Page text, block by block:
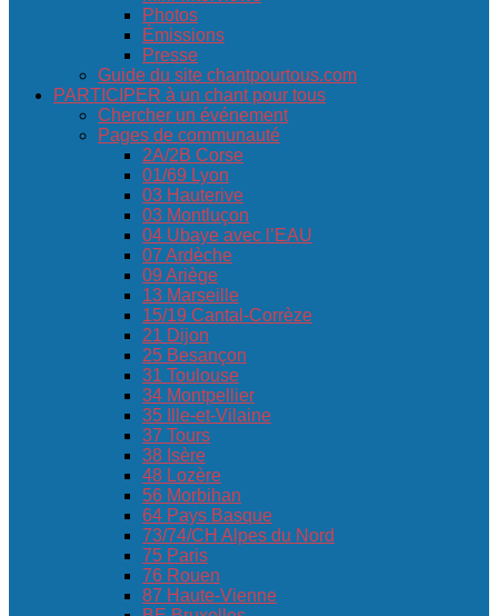
Photos
Émissions
Presse
Guide du site chantpourtous.com
PARTICIPER à un chant pour tous
Chercher un événement
Pages de communauté
2A/2B Corse
01/69 Lyon
03 Hauterive
03 Montluçon
04 Ubaye avec l’EAU
07 Ardèche
09 Ariège
13 Marseille
15/19 Cantal-Corrèze
21 Dijon
25 Besançon
31 Toulouse
34 Montpellier
35 Ille-et-Vilaine
37 Tours
38 Isère
48 Lozère
56 Morbihan
64 Pays Basque
73/74/CH Alpes du Nord
75 Paris
76 Rouen
87 Haute-Vienne